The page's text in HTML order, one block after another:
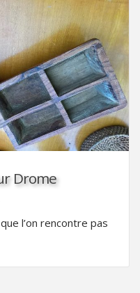
Drome
l’on rencontre pas